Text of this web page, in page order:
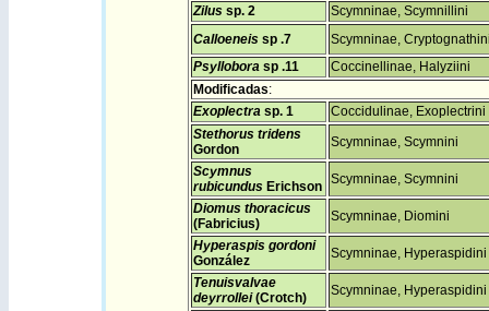
Zilussp. 2
Scymninae, Scymnillini
Calloeneis sp .7
Scymninae,
Psyllobora sp .11
Coccinellinae, Halyziini
Modificadas:
Exoplectra sp. 1
Coccidulinae, Exoplectrini
Stethorus tridens
Gordon
Scymninae, Scymnini
Scymnus
rubicundus Erichson
Scymninae, Scymnini
Diomus thoracicus
(Fabricius)
Scymninae, Diomini
Hyperaspis gordoni
González
Scymninae, Hyperaspidini
Tenuisvalvae
deyrrollei(Crotch)
Scymninae, Hyperaspidini